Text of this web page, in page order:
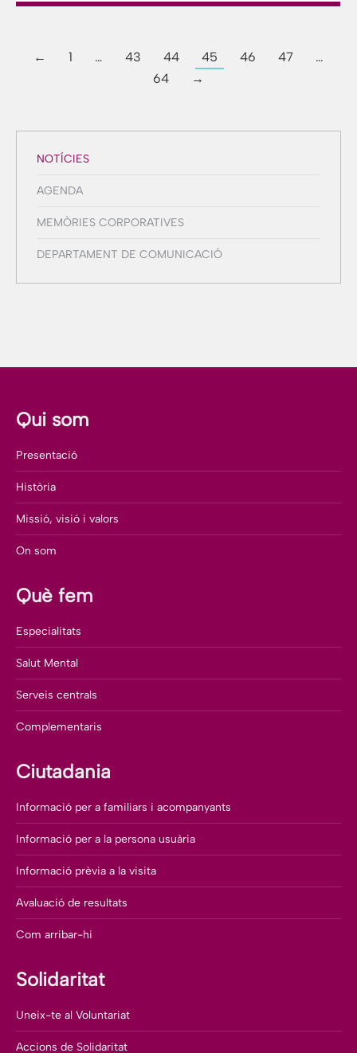
← 1 … 43 44 45 46 47
…
64
→
NOTÍCIES
AGENDA
MEMÒRIES CORPORATIVES
DEPARTAMENT DE COMUNICACIÓ
Qui som
Presentació
Història
Missió, visió i valors
On som
Què fem
Especialitats
Salut Mental
Serveis centrals
Complementaris
Ciutadania
Informació per a familiars i acompanyants
Informació per a la persona usuària
Informació prèvia a la visita
Avaluació de resultats
Com arribar-hi
Solidaritat
Uneix-te al Voluntariat
Accions de Solidaritat